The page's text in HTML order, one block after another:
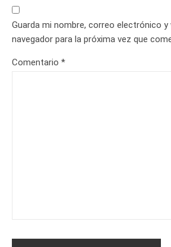
Guarda mi nombre, correo electrónico y
navegador para la próxima vez que
Comentario *